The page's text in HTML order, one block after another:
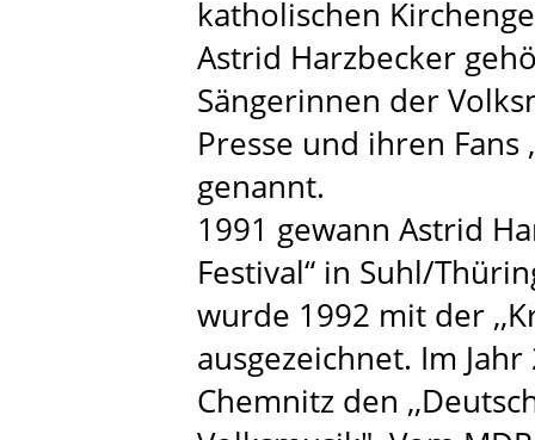
katholischen
Astrid Harzbecker
Sängerinnen der
Presse und ihren
genannt.
1991 gewann Astrid
Festival“ in Suhl/
wurde 1992 mit der
ausgezeichnet. Im
Chemnitz den